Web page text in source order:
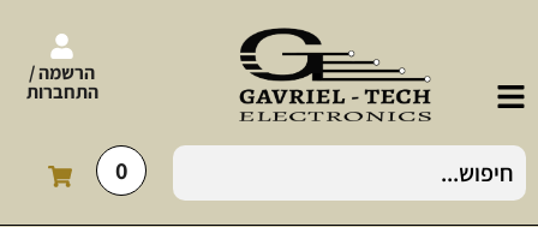
הרשמה /
התחברות
0